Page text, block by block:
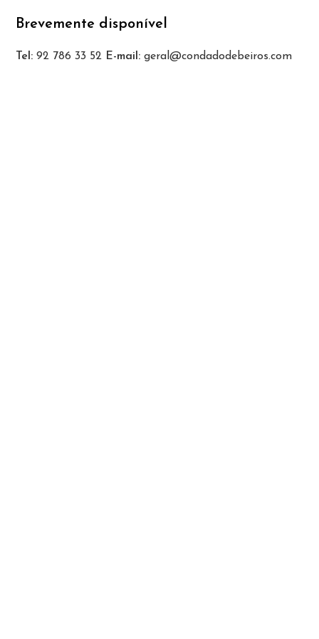
Brevemente disponível
Tel: 92 786 33 52 E-mail: geral@condadodebeiros.com